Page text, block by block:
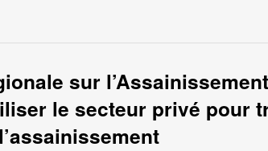
sur
le secteur privé pour